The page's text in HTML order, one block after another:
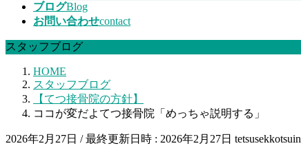
ブログBlog
お問い合わせcontact
スタッフブログ
HOME
スタッフブログ
【てつ接骨院の方針】
ココが変だよてつ接骨院「めっちゃ説明する」
2026年2月27日 / 最終更新日時 : 2026年2月27日 tetsusekkotsuin